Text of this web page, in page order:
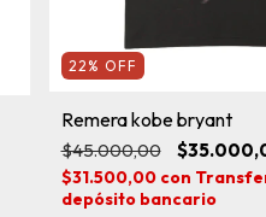
22 % OFF
Remera kobe bryant
$45.000,00
$31.500,00 con
depósito bancario